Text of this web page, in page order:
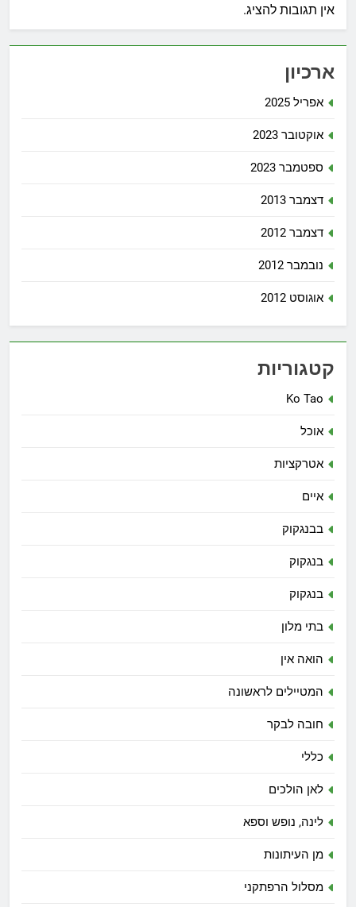
אין תגובות להציג.
ארכיון
אפריל 2025
אוקטובר 2023
ספטמבר 2023
דצמבר 2013
דצמבר 2012
נובמבר 2012
אוגוסט 2012
קטגוריות
Ko Tao
אוכל
אטרקציות
איים
בבנגקוק
בנגקוק
בנגקוק
בתי מלון
הואה אין
המטיילים לראשונה
חובה לבקר
כללי
לאן הולכים
לינה, נופש וספא
מן העיתונות
מסלול הרפתקני